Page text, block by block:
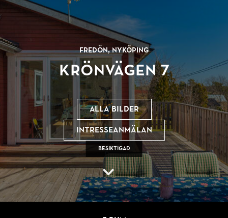
Fredön, Nyköping
Krönvägen 7
Besiktigad
Alla bilder
Intresseanmälan